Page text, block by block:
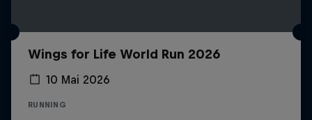
Wings for Life World Run 2026
10 Mai 2026
RUNNING